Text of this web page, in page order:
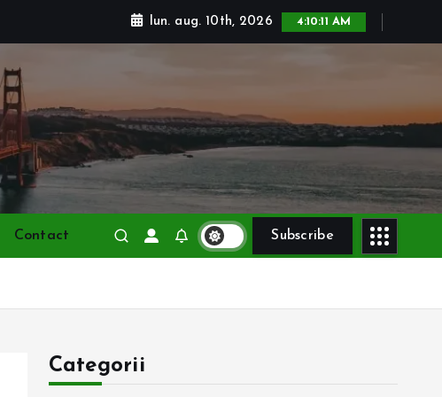
lun. aug. 10th, 2026 4:10:13 AM
Contact Subscribe
Categorii